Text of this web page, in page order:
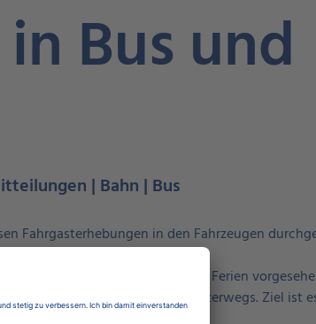
Bus und
| Bahn | Bus
Fahrgasterhebungen in den Fahrzeugen
Erhebungsphase in den Ferien
des Jenaer Nahverkehrs unterwegs. Ziel ist